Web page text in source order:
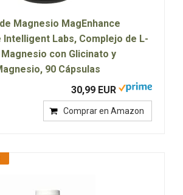
Magnesio MagEnhance
Labs, Complejo de L-
con Glicinato y
90 Cápsulas
30,99 EUR
Comprar en Amazon